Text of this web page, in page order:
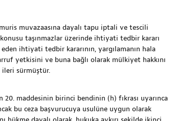
muvazaasına dayalı tapu iptali ve tescili
taşınmazlar üzerinde ihtiyati tedbir kararı
ihtiyati tedbir kararının, yargılamanın hala
yetkisini ve buna bağlı olarak mülkiyet hakkını
ileri sürmüştür.
20. maddesinin birinci bendinin (h) fıkrası uyarınca
bu ceza başvurucuya usulüne uygun olarak